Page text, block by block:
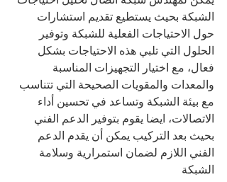
الشبكة بحيث يستطيع تقديم استشارات
حول الاحتياجات الفعلية للشبكة وتوفير
الحلول التي تلبي هذه الاحتياجات بشكل
فعال، مع اختيار التجهيزات المناسبة
والمعدات والمقويات الصحيحة التي تتناسب
مع بيئة الشبكة وتساعد في تحسين أداء
الاتصالات، ايضا يقوم بتوفير الدعم الفني
بحيث بعد التركيب يمكن أن يقدم الدعم
الفني اللازم لضمان استمرارية وسلامة
الشبكة